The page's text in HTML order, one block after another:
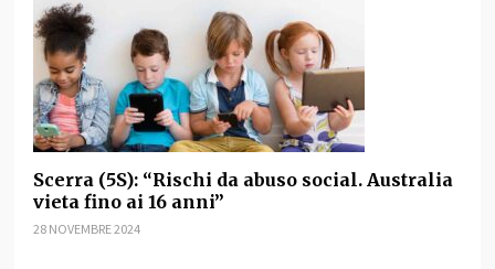
Scerra (5S): “Rischi da abuso social. Australia
vieta fino ai 16 anni”
28 NOVEMBRE 2024